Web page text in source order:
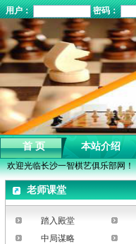
用户： 密码：
首 页 本站介绍
欢迎光临长沙一智棋艺俱乐部网！
老师课堂
踏入殿堂
中局谋略